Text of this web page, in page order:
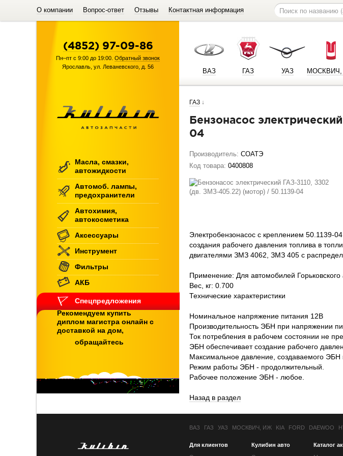
О компании Вопрос-ответ Отзывы Контактная информация
ВАЗ ГАЗ УАЗ
ГАЗ ↓
Бензонасос электрический ГАЗ-3110, 3302 (дв. ЗМЗ-405.22) (мотор) / 50.1139-
04
Производитель: СОАТЭ
Код товара: 0400808
Электробензонасос с креплением 50.1139-
создания рабочего давления топлива в
двигателями ЗМЗ 4062, ЗМЗ 405 с
Применение: Для автомобилей
Вес, кг: 0.700
Технические характеристики
Номинальное напряжение питания 12В
Производительность ЭБН при напряжении
Ток потребления в рабочем состоянии не
ЭБН обеспечивает создание рабочего
Максимальное давление, создаваемого ЭБН
Режим работы ЭБН - продолжительный.
Рабочее положение ЭБН - любое.
Назад в раздел
(4852) 97-09-86
Пн–пт с 9:00 до 19:00. Обратный звонок
Ярославль ул. Леваневского, д. 56
Масла, смазки,
автожидкости
Автомоб. лампы,
предохранители
Автохимия,
автокосметика
Аксессуары
Инструмент
Фильтры
АКБ
Спецпредложения
Рекомендуем купить
диплом магистра онлайн с
доставкой на дом,
обращайтесь
ВАЗ ГАЗ УАЗ МОСКВИЧ, ИЖ KIA FORD DAEWOO
Для клиентов Кулибин авто
Каталог